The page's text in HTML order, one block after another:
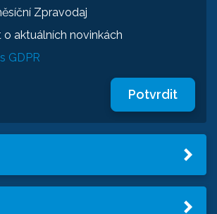
Zpravodaj
aktuálních novinkách
GDPR
Potvrdit